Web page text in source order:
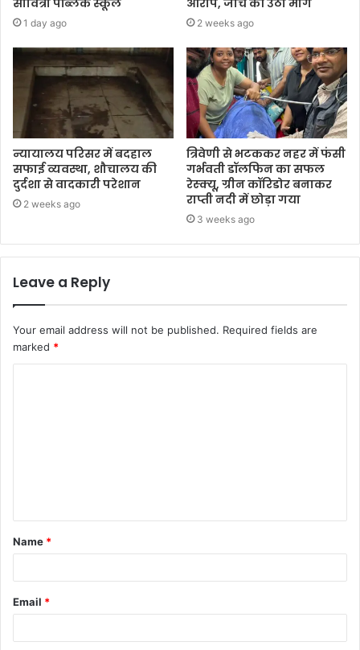
1 day ago 2 weeks ago
न्यायालय परिसर में बदहाल
सफाई व्यवस्था, शौचालय की
दुर्दशा से वादकारी परेशान
2 weeks ago
त्रिवेणी से भटककर नहर में फंसी
गर्भवती डॉलफिन का सफल
रेस्क्यू, ग्रीन कॉरिडोर बनाकर
राप्ती नदी में छोड़ा गया
3 weeks ago
Leave a Reply
Your email address will not be published. Required fields are
marked *
Name *
Email *